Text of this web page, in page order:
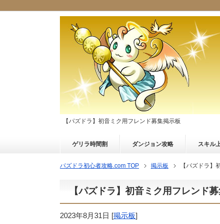
【パズドラ】初音ミク用フレンド募集掲示板
ゲリラ時間割 ダンジョン攻略 スキル
パズドラ初心者攻略.com TOP 掲示板 【パズドラ】
【パズドラ】初音ミク用フレンド
2023年8月31日 [掲示板]